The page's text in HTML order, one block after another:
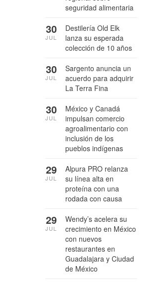
seguridad alimentaria
Destilería Old Elk
lanza su esperada
colección de 10 años
30
JUL
Sargento anuncia un
acuerdo para adquirir
La Terra Fina
30
JUL
México y Canadá
impulsan comercio
agroalimentario con
inclusión de los
pueblos indígenas
30
JUL
Alpura PRO relanza
su línea alta en
proteína con una
rodada con causa
29
JUL
Wendy’s acelera su
crecimiento en México
con nuevos
restaurantes en
Guadalajara y Ciudad
de México
29
JUL